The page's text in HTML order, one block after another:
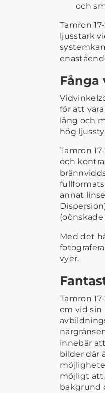
och
Tamron
ljusstark
för att
lång och
hög
Tamron
och
annat
Med det
vyer.
Tamron
cm vid sin
innebär
bilder där
möjligt att
bakgrund